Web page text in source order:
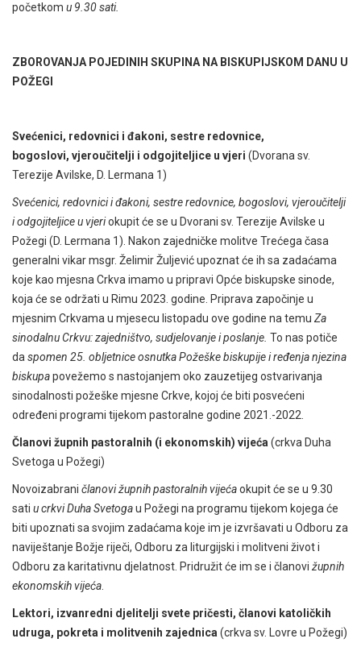
početkom u 9.30 sati.
ZBOROVANJA POJEDINIH SKUPINA NA BISKUPIJSKOM DANU U
POŽEGI
Svećenici, redovnici i đakoni, sestre redovnice,
bogoslovi, vjeroučitelji i odgojiteljice u vjeri (Dvorana sv.
Terezije Avilske, D. Lermana 1)
Svećenici, redovnici i đakoni, sestre redovnice, bogoslovi, vjeroučitelji
i odgojiteljice u vjeriokupit će se u Dvorani sv. Terezije Avilske u
Požegi (D. Lermana 1). Nakon zajedničke molitve Trećega časa
generalni vikar msgr. Želimir Žuljević upoznat će ih sa zadaćama
koje kao mjesna Crkva imamo u pripravi Opće biskupske sinode,
koja će se održati u Rimu 2023. godine. Priprava započinje u
mjesnim Crkvama u mjesecu listopadu ove godine na temu Za
sinodalnu Crkvu: zajedništvo, sudjelovanje i poslanje. To nas potiče
da spomen 25. obljetnice osnutka Požeške biskupijei ređenja njezina
biskupapovežemo s nastojanjem oko zauzetijeg ostvarivanja
sinodalnosti požeške mjesne Crkve, kojoj će biti posvećeni
određeni programi tijekom pastoralne godine 2021.-2022.
Članovi župnih pastoralnih (i ekonomskih) vijeća (crkva Duha
Svetoga u Požegi)
Novoizabrani članovi župnih pastoralnih vijećaokupit će se u 9.30
sati u crkvi Duha Svetogau Požegi na programu tijekom kojega će
biti upoznati sa svojim zadaćama koje im je izvršavati u Odboru za
naviještanje Božje riječi, Odboru za liturgijski i molitveni život i
Odboru za karitativnu djelatnost. Pridružit će im se i članovi župnih
ekonomskih vijeća
Lektori, izvanredni djelitelji svete pričesti, članovi katoličkih
udruga, pokreta i molitvenih zajednica (crkva sv. Lovre u Požegi)